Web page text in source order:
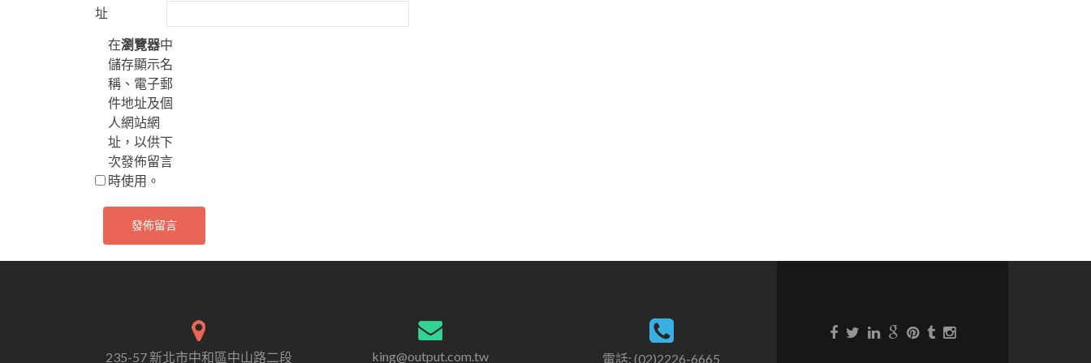
址
在瀏覽器中
儲存顯示名
稱、電子郵
件地址及個
人網站網
址，以供下
次發佈留言
時使用。
235-57 新北市中和區中山路二段 king@output.com.tw 電話: (02)2226-6665